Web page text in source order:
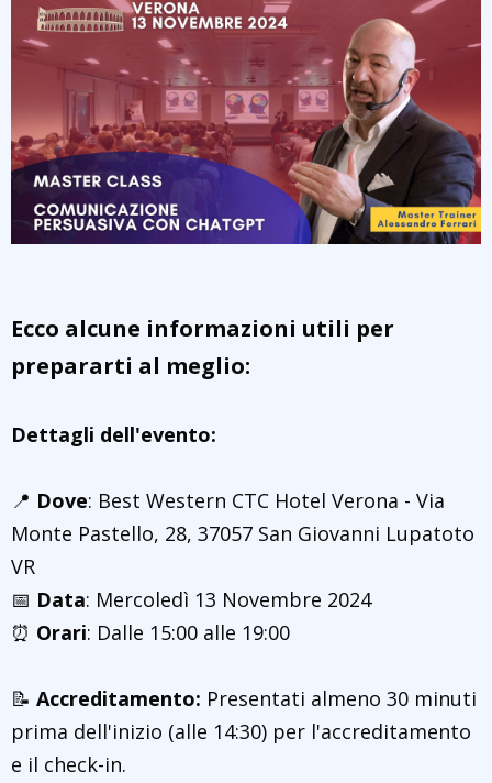
Ecco alcune informazioni utili per
prepararti al meglio:
Dettagli dell'evento:
📍 Dove: Best Western CTC Hotel Verona - Via
Monte Pastello, 28, 37057 San Giovanni Lupatoto
VR
📅 Data: Mercoledì 13 Novembre 2024
⏰ Orari: Dalle 15:00 alle 19:00
📝 Accreditamento: Presentati almeno 30 minuti
prima dell'inizio (alle 14:30) per l'accreditamento
e il check-in.